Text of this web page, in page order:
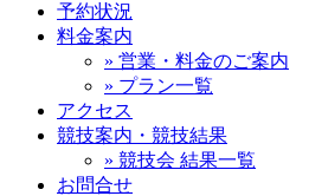
予約状況
料金案内
» 営業・料金のご案内
» プラン一覧
アクセス
競技案内・競技結果
» 競技会 結果一覧
お問合せ